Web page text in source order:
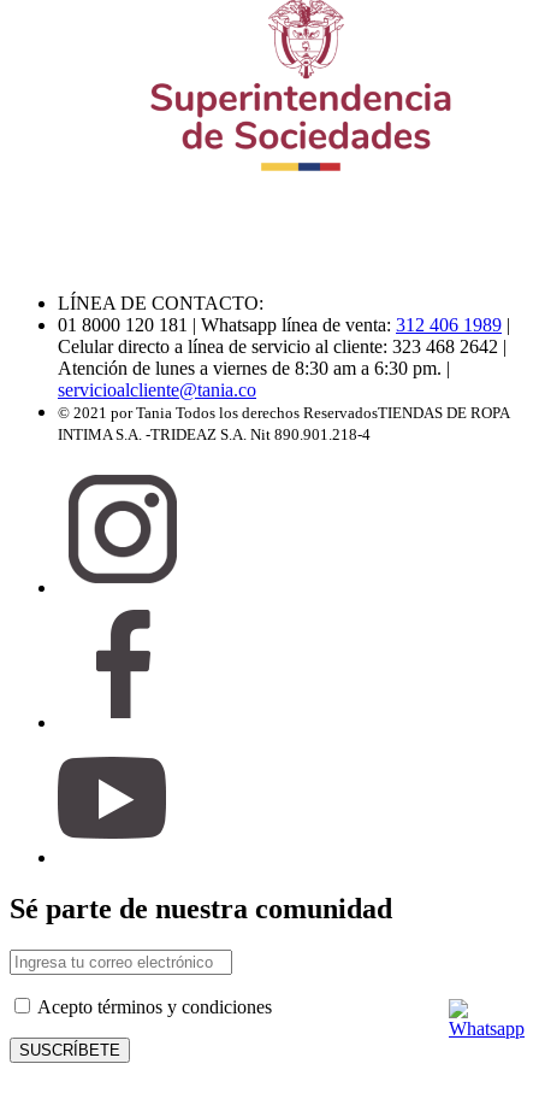
LÍNEA DE CONTACTO:
01 8000 120 181 | Whatsapp línea de venta: 312 406 1989 |
Celular directo a línea de servicio al cliente: 323 468 2642 |
Atención de lunes a viernes de 8:30 am a 6:30 pm. |
servicioalcliente@tania.co
© 2021 por Tania Todos los derechos ReservadosTIENDAS DE ROPA
INTIMA S.A. -TRIDEAZ S.A. Nit 890.901.218-4
Sé parte de nuestra comunidad
Acepto términos y condiciones